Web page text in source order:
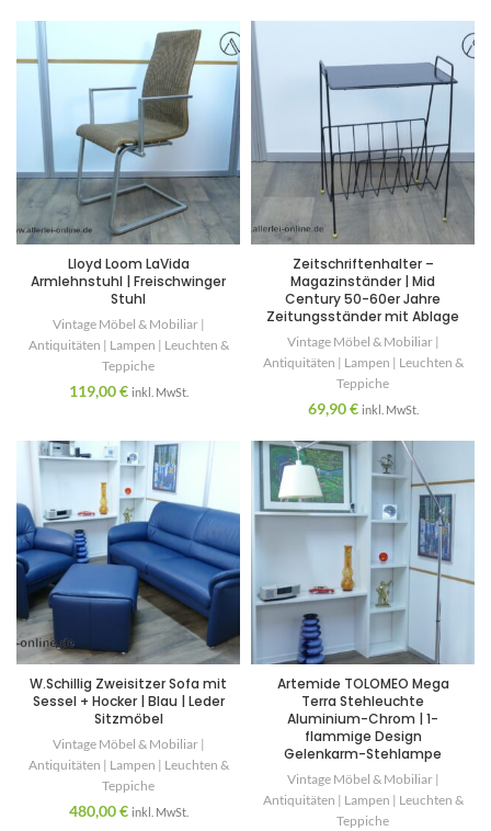
Lloyd Loom LaVida
Armlehnstuhl | Freischwinger
Stuhl
Vintage Möbel & Mobiliar |
Antiquitäten | Lampen | Leuchten &
Teppiche
119,00€ inkl. MwSt.
Zeitschriftenhalter –
Magazinständer | Mid
Century 50-60er Jahre
Zeitungsständer mit Ablage
Vintage Möbel & Mobiliar |
Antiquitäten | Lampen | Leuchten &
Teppiche
69,90€ inkl. MwSt.
W.Schillig Zweisitzer Sofa mit
Sessel + Hocker | Blau | Leder
Sitzmöbel
Vintage Möbel & Mobiliar |
Antiquitäten | Lampen | Leuchten &
Teppiche
480,00€ inkl. MwSt.
Artemide TOLOMEO Mega
Terra Stehleuchte
Aluminium-Chrom | 1-
flammige Design
Gelenkarm-Stehlampe
Vintage Möbel & Mobiliar |
Antiquitäten | Lampen | Leuchten &
Teppiche